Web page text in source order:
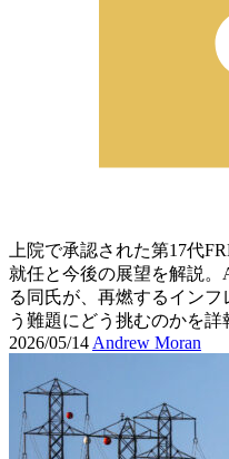
上院で承認された第17代
就任と今後の展望を解説
る同氏が、再燃するイン
う難題にどう挑むのかを詳
2026/05/14 Andrew Moran